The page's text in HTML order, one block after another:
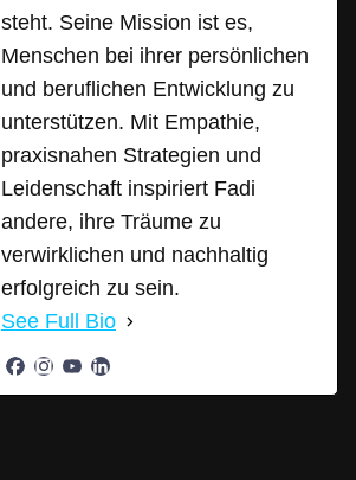
steht. Seine Mission ist es,
Menschen bei ihrer persönlichen
und beruflichen Entwicklung zu
unterstützen. Mit Empathie,
praxisnahen Strategien und
Leidenschaft inspiriert Fadi
andere, ihre Träume zu
verwirklichen und nachhaltig
erfolgreich zu sein.
See Full Bio